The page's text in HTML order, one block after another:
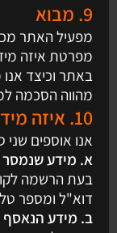
9. מבוא
מפעיל האתר
מפרטת איזה
באתר וכיצד
מהווה הסכמה
10. איזה מידע אנו אוספים?
אנו אוספים שני
א. מידע שנמסר
בעת הרשמה
דוא"ל ומספר
ב. מידע הנאסף